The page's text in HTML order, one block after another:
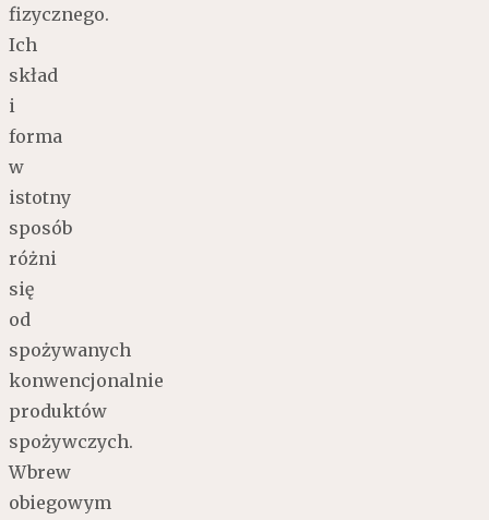
fizycznego.
Ich
skład
i
forma
w
istotny
sposób
różni
się
od
spożywanych
konwencjonalnie
produktów
spożywczych.
Wbrew
obiegowym